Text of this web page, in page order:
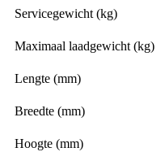
Servicegewicht (kg)
Maximaal laadgewicht (kg)
Lengte (mm)
Breedte (mm)
Hoogte (mm)